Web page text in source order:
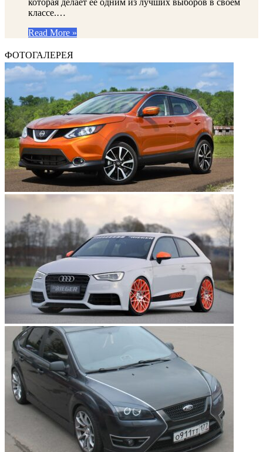
которая делает ее одним из лучших выборов в своем
классе.…
Read More »
ФОТОГАЛЕРЕЯ